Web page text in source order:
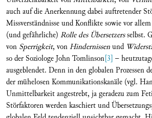
auch auf die Anerkennung dabei auftretender
Missverständnisse und Konflikte sowie vor
(und gefährliche) Rolle des Übersetzersselbst.
von Sperrigkeit, vonHindernissenund
so der Soziologe John Tomlinson[3] –
ausgeblendet. Denn in den globalen Prozessen
der mühelosen Kommunikationskanäle (vgl.
Unmittelbarkeit angestrebt, ja geradezu zum
Störfaktoren werden kaschiert und